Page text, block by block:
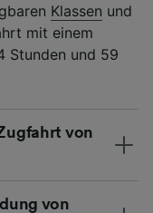
Klassen und
mit einem
Stunden und 59
von
von